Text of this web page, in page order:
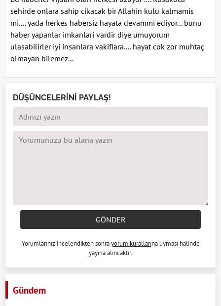
sehirde onlara sahip cikacak bir Allahin kulu kalmamis
mi.... yada herkes habersiz hayata devammi ediyor... bunu
haber yapanlar imkanlari vardir diye umuyorum
ulasabilirler iyi insanlara vakiflara.... hayat cok zor muhtaç
olmayan bilemez...
DÜŞÜNCELERİNİ PAYLAŞ!
GÖNDER
Yorumlarınız incelendikten sonrayorum kurallarına uyması halinde
yayına alıncaktır.
Gündem